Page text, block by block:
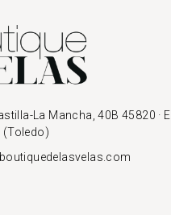
La Mancha, 40B 45820 · El